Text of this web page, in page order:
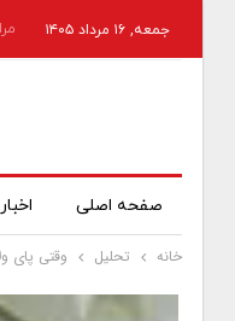
جمعه, ۱۶ مرداد ۱۴۰۵
صفحه اصلی اخبار
خانه تحلیل وقتی پای